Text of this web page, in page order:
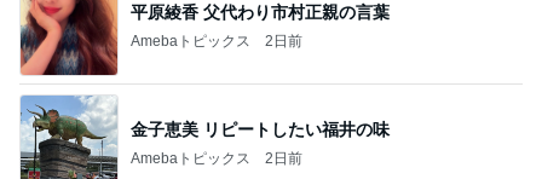
平原綾香 父代わり市村正親の言葉
Amebaトピックス 2日前
金子恵美 リピートしたい福井の味
Amebaトピックス 2日前